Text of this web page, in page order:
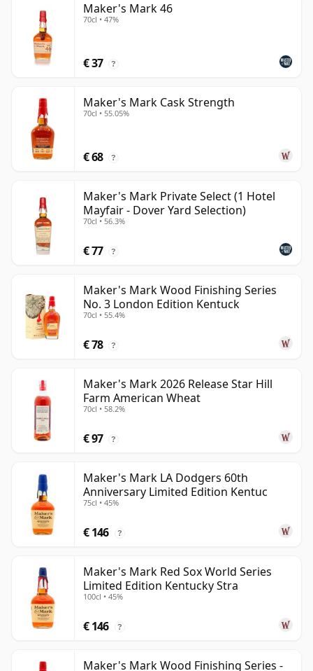
Maker's Mark 46
70cl • 47%
€ 37 ?
Maker's Mark Cask Strength
70cl • 55.05%
€ 68 ?
Maker's Mark Private Select (1 Hotel
Mayfair - Dover Yard Selection)
70cl • 56.3%
€ 77 ?
Maker's Mark Wood Finishing Series
No. 3 London Edition Kentuck
70cl • 55.4%
€ 78 ?
Maker's Mark 2026 Release Star Hill
Farm American Wheat
70cl • 58.2%
€ 97 ?
Maker's Mark LA Dodgers 60th
Anniversary Limited Edition Kentuc
75cl • 45%
€ 146 ?
Maker's Mark Red Sox World Series
Limited Edition Kentucky Stra
100cl • 45%
€ 146 ?
Maker's Mark Wood Finishing Series -